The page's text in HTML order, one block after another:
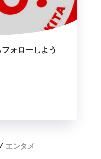
ォローしよう
エンタメ